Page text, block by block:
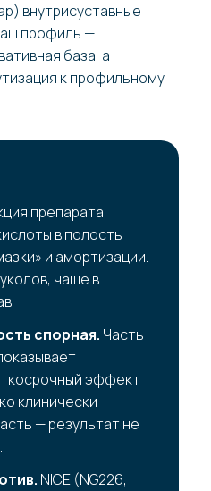
внутрисуставные
профиль —
база, а
к профильному
препарата
в полость
и амортизации.
чаще в
спорная. Часть
эффект
клинически
— результат не
NICE (NG226,